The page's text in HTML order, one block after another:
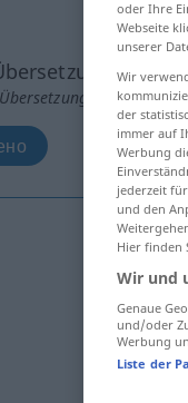
anklicken/
oder Ihre
Webseite
unserer
Wir
der
immer auf
Werbung
jederzeit
und den
Hier finden
Wir und
Genaue
und/oder
Werbung
Liste der